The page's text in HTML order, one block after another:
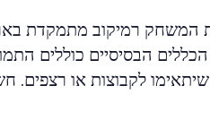
המשחק רמיקוב מתמקדת
הכללים הבסיסיים כוללים
לקבוצות או רצפים.